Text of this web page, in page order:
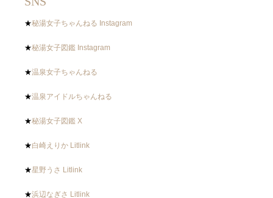
★秘湯女子ちゃんねる Instagram
★秘湯女子図鑑 Instagram
★温泉女子ちゃんねる
★温泉アイドルちゃんねる
★秘湯女子図鑑 X
★白崎えりか Litlink
★星野うさ Litlink
★浜辺なぎさ Litlink